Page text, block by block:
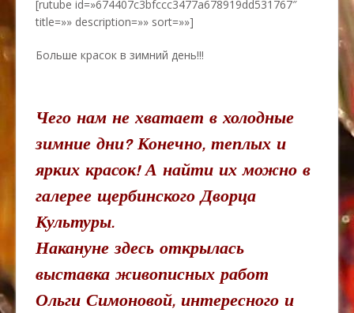
[rutube id=»674407c3bfccc3477a678919dd531767″
title=»» description=»» sort=»»]
Больше красок в зимний день!!!
Чего нам не хватает в холодные
зимние дни? Конечно, теплых и
ярких красок! А найти их можно в
галерее щербинского Дворца
Культуры.
Накануне здесь открылась
выставка живописных работ
Ольги Симоновой, интересного и